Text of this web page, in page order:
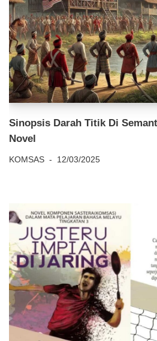
Sinopsis Darah Titik Di
Novel
KOMSAS 12/03/2025